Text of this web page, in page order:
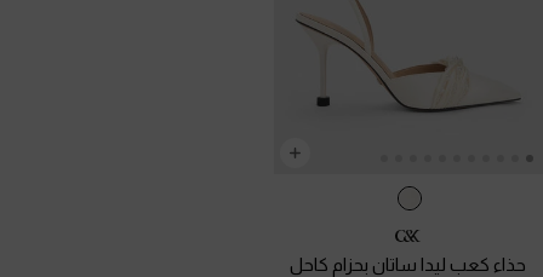
حذاء كعب ليدا ساتان بحزام كاحل